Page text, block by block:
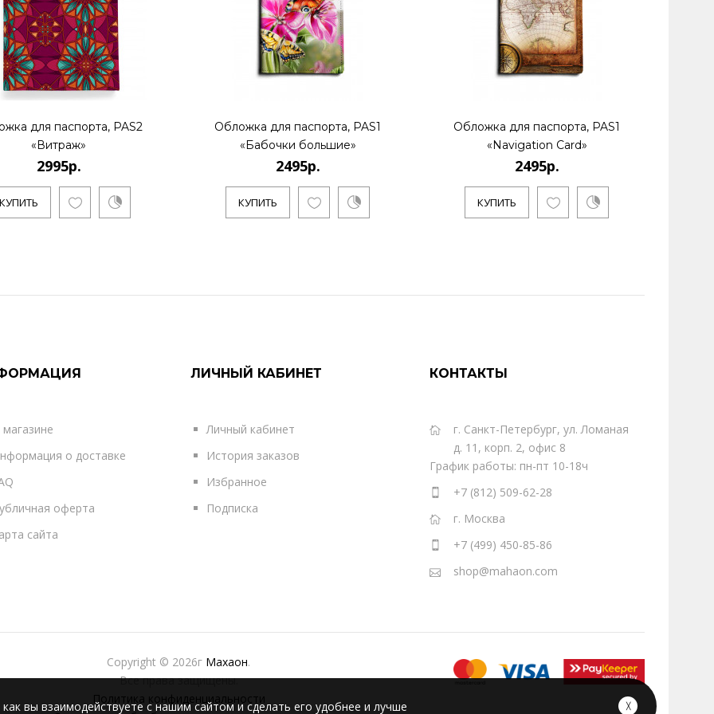
для паспорта, PAS2
«Витраж»
2995р.
КУПИТЬ
Обложка для паспорта, PAS1
«Бабочки большие»
2495р.
КУПИТЬ
Обложка для паспорта, PAS1
«Navigation Card»
2495р.
КУПИТЬ
о доставке
оферта
сайта
ЛИЧНЫЙ КАБИНЕТ
Личный кабинет
История заказов
Избранное
Подписка
КОНТАКТЫ
г. Санкт-Петербург, ул. Ломаная
д. 11, корп. 2, офис 8
График работы: пн-пт 10-18ч
+7 (812) 509-62-28
г. Москва
+7 (499) 450-85-86
shop@mahaon.com
Copyright © 2026г Махаон.
Все права защищены.
Политика конфиденциальности
вы взаимодействуете с нашим сайтом и сделать его удобнее и лучше ╳